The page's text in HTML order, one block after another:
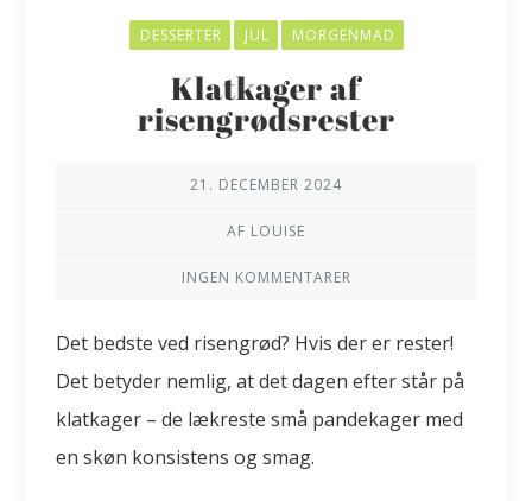
DESSERTER JUL MORGENMAD
Klatkager af
risengrødsrester
21. DECEMBER 2024
AF LOUISE
INGEN KOMMENTARER
Det bedste ved risengrød? Hvis der er rester!
Det betyder nemlig, at det dagen efter står på
klatkager – de lækreste små pandekager med
en skøn konsistens og smag.